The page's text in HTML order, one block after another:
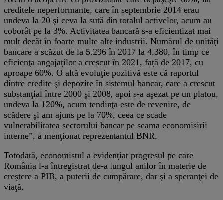
creditele neperformante, care în septembrie 2014 erau
undeva la 20 şi ceva la sută din totalul activelor, acum au
coborât pe la 3%. Activitatea bancară s-a eficientizat mai
mult decât în foarte multe alte industrii. Numărul de unităţi
bancare a scăzut de la 5.296 în 2017 la 4.380, în timp ce
eficienţa angajaţilor a crescut în 2021, faţă de 2017, cu
aproape 60%. O altă evoluţie pozitivă este că raportul
dintre credite şi depozite în sistemul bancar, care a crescut
substanţial între 2000 şi 2008, apoi s-a aşezat pe un platou,
undeva la 120%, acum tendinţa este de revenire, de
scădere şi am ajuns pe la 70%, ceea ce scade
vulnerabilitatea sectorului bancar pe seama economisirii
interne”, a menţionat reprezentantul BNR.
Totodată, economistul a evidenţiat progresul pe care
România l-a întregistrat de-a lungul anilor în materie de
creştere a PIB, a puterii de cumpărare, dar şi a speranţei de
viaţă.